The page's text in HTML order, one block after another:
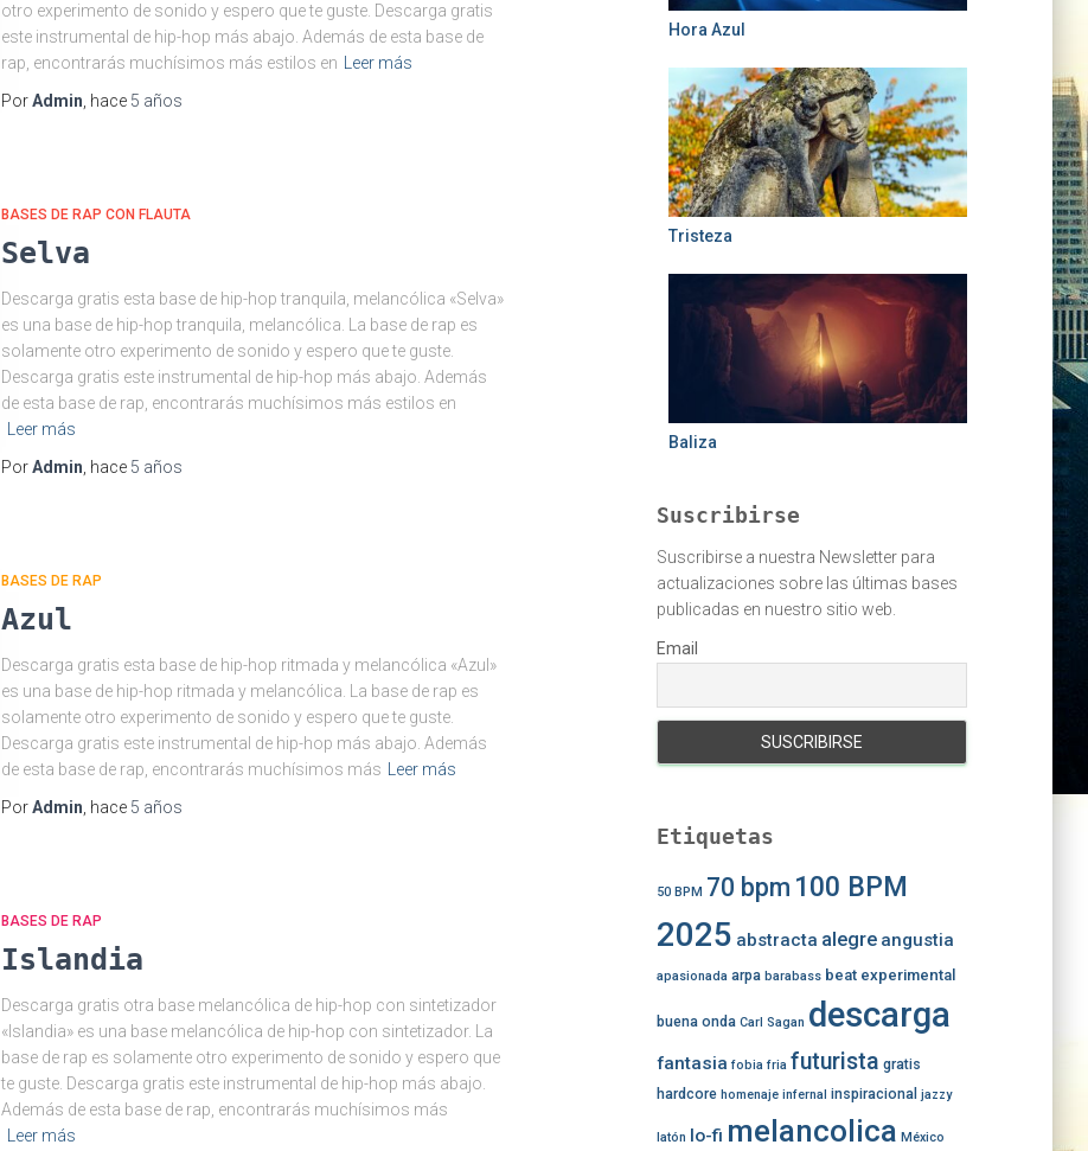
otro experimento de sonido y espero que te guste. Descarga gratis
este instrumental de hip-hop más abajo. Además de esta base de
rap, encontrarás muchísimos más estilos en
Leer más
PorAdmin , hace 5 años
BASES DE RAP CON FLAUTA
Selva
Descarga gratis esta base de hip-hop tranquila, melancólica «Selva»
es una base de hip-hop tranquila, melancólica. La base de rap es
solamente otro experimento de sonido y espero que te guste.
Descarga gratis este instrumental de hip-hop más abajo. Además
de esta base de rap, encontrarás muchísimos más estilos en
Leer más
PorAdmin , hace 5 años
BASES DE RAP
Azul
Descarga gratis esta base de hip-hop ritmada y melancólica «Azul»
es una base de hip-hop ritmada y melancólica. La base de rap es
solamente otro experimento de sonido y espero que te guste.
Descarga gratis este instrumental de hip-hop más abajo. Además
de esta base de rap, encontrarás muchísimos más
Leer más
PorAdmin , hace 5 años
BASES DE RAP
Islandia
Descarga gratis otra base melancólica de hip-hop con sintetizador
«Islandia» es una base melancólica de hip-hop con sintetizador. La
base de rap es solamente otro experimento de sonido y espero que
te guste. Descarga gratis este instrumental de hip-hop más abajo.
Además de esta base de rap, encontrarás muchísimos más
Leer más
Hora Azul
Tristeza
Baliza
Suscribirse
Suscribirse a nuestra Newsletter para
actualizaciones sobre las últimas bases
publicadas en nuestro sitio web.
Email
Etiquetas
50 BPM 70 bpm 100 BPM
2025 abstracta alegre angustia
apasionada arpa barabass beat experimental
buena onda Carl Sagan descarga
fantasia fobia fria futurista gratis
hardcore homenaje infernal inspiracional jazzy
latón lo-fi melancolica México